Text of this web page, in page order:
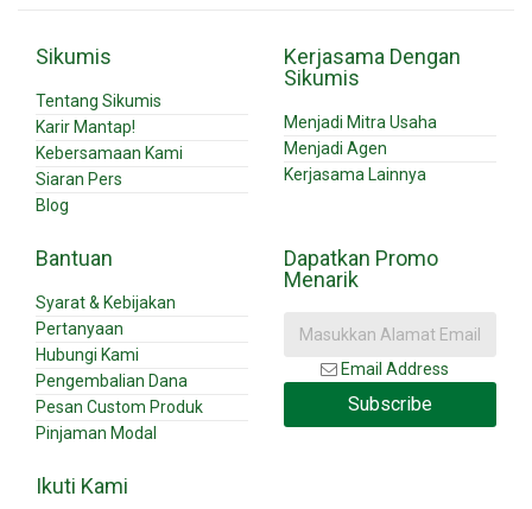
Sikumis
Tentang Sikumis
Karir Mantap!
Kebersamaan Kami
Siaran Pers
Blog
Kerjasama Dengan
Sikumis
Menjadi Mitra Usaha
Menjadi Agen
Kerjasama Lainnya
Bantuan
Syarat & Kebijakan
Pertanyaan
Hubungi Kami
Pengembalian Dana
Pesan Custom Produk
Pinjaman Modal
Dapatkan Promo
Menarik
Email Address
Subscribe
Ikuti Kami